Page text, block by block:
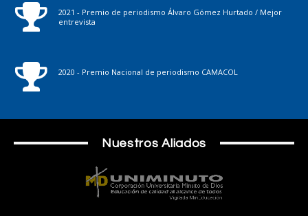
2021 - Premio de periodismo Álvaro Gómez Hurtado / Mejor
entrevista
2020 - Premio Nacional de periodismo CAMACOL
Nuestros Aliados